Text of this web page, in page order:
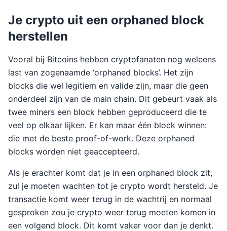
Je crypto uit een orphaned block
herstellen
Vooral bij Bitcoins hebben cryptofanaten nog weleens
last van zogenaamde ‘orphaned blocks’. Het zijn
blocks die wel legitiem en valide zijn, maar die geen
onderdeel zijn van de main chain. Dit gebeurt vaak als
twee miners een block hebben geproduceerd die te
veel op elkaar lijken. Er kan maar één block winnen:
die met de beste proof-of-work. Deze orphaned
blocks worden niet geaccepteerd.
Als je erachter komt dat je in een orphaned block zit,
zul je moeten wachten tot je crypto wordt hersteld. Je
transactie komt weer terug in de wachtrij en normaal
gesproken zou je crypto weer terug moeten komen in
een volgend block. Dit komt vaker voor dan je denkt.